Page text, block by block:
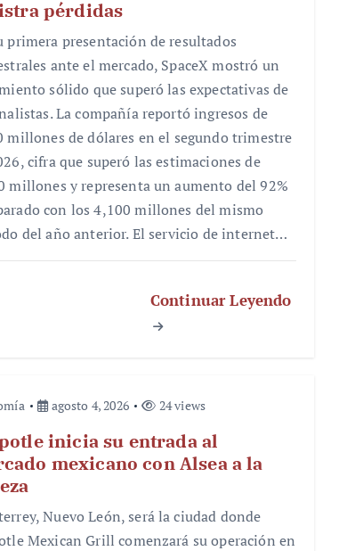
pérdidas
primera presentación de resultados
ante el mercado, SpaceX mostró un
sólido que superó las expectativas de
La compañía reportó ingresos de
millones de dólares en el segundo trimestre
cifra que superó las estimaciones de
millones y representa un aumento del 92%
con los 4,100 millones del mismo
del año anterior. El servicio de internet…
Continuar Leyendo
agosto 4, 2026 24 views
inicia su entrada al
mexicano con Alsea a la
Nuevo León, será la ciudad donde
Mexican Grill comenzará su operación en